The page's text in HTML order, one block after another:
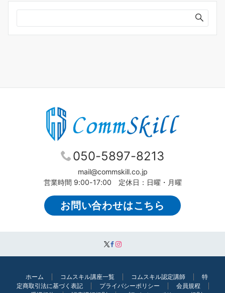
ブ
050-5897-8213
mail@commskill.co.jp
営業時間 9:00-17:00 定休日：日曜・月曜
お問い合わせはこちら
ホーム コムスキル講座一覧 コムスキル認定講師
特
定商取引法に基づく表記
プライバシーポリシー
会員規程